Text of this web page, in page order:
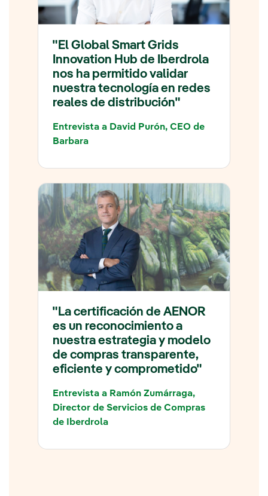
"El Global Smart Grids
Innovation Hub de Iberdrola
nos ha permitido validar
nuestra tecnología en redes
reales de distribución"
Entrevista a David Purón, CEO de
Barbara
"La certificación de AENOR
es un reconocimiento a
nuestra estrategia y modelo
de compras transparente,
eficiente y comprometido"
Entrevista a Ramón Zumárraga,
Director de Servicios de Compras
de Iberdrola